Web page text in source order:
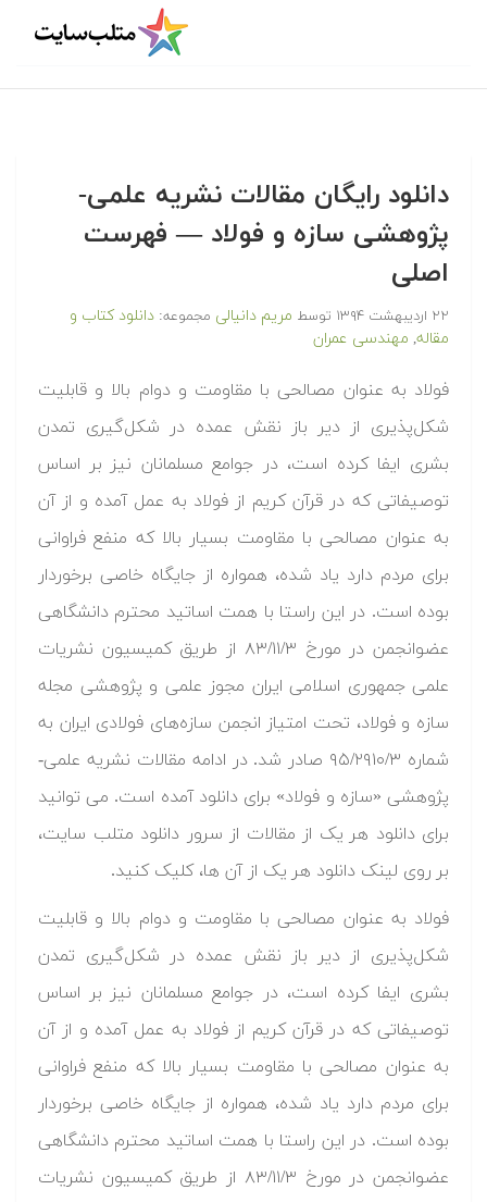
دانلود رایگان مقالات نشریه علمی-
پژوهشی سازه و فولاد — فهرست
اصلی
۲۲ اردیبهشت ۱۳۹۴ توسط مریم دانیالی مجموعه: دانلود کتاب و
مقاله, مهندسی عمران
فولاد به عنوان مصالحی با مقاومت و دوام بالا و قابلیت
شکل‌پذیری از دیر باز نقش عمده در شکل‌گیری تمدن
بشری ایفا کرده است، در جوامع مسلمانان نیز بر اساس
توصیفاتی که در قرآن کریم از فولاد به عمل آمده و از آن
به عنوان مصالحی با مقاومت بسیار بالا که منفع فراوانی
برای مردم دارد یاد شده، همواره از جایگاه خاصی برخوردار
بوده است. در این راستا با همت اساتید محترم دانشگاهی
عضوانجمن در مورخ ۸۳/۱۱/۳ از طریق کمیسیون نشریات
علمی جمهوری اسلامی ایران مجوز علمی و پژوهشی مجله
سازه و فولاد، تحت امتیاز انجمن سازه‌های فولادی ایران به
شماره ۹۵/۲۹۱۰/۳ صادر شد. در ادامه مقالات نشریه علمی-
پژوهشی «سازه و فولاد» برای دانلود آمده است. می توانید
برای دانلود هر یک از مقالات از سرور دانلود متلب سایت،
بر روی لینک دانلود هر یک از آن ها، کلیک کنید.
فولاد به عنوان مصالحی با مقاومت و دوام بالا و قابلیت
شکل‌پذیری از دیر باز نقش عمده در شکل‌گیری تمدن
بشری ایفا کرده است، در جوامع مسلمانان نیز بر اساس
توصیفاتی که در قرآن کریم از فولاد به عمل آمده و از آن
به عنوان مصالحی با مقاومت بسیار بالا که منفع فراوانی
برای مردم دارد یاد شده، همواره از جایگاه خاصی برخوردار
بوده است. در این راستا با همت اساتید محترم دانشگاهی
عضوانجمن در مورخ ۸۳/۱۱/۳ از طریق کمیسیون نشریات